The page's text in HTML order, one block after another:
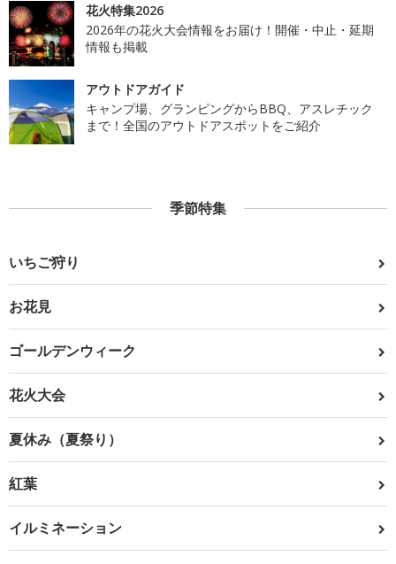
花火特集2026
2026年の花火大会情報をお届け！開催・中止・延期
情報も掲載
アウトドアガイド
キャンプ場、グランピングからBBQ、アスレチック
まで！全国のアウトドアスポットをご紹介
季節特集
いちご狩り
お花見
ゴールデンウィーク
花火大会
夏休み（夏祭り）
紅葉
イルミネーション